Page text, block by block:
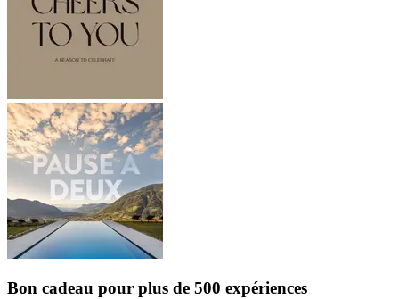
Bon cadeau pour plus de 500 expériences